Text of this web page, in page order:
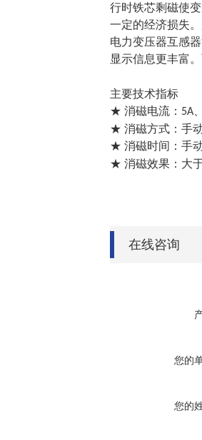
行时铁芯剩磁使
一定的经济损失
电力变压器互感
显示信息更丰富
主要技术指标
★ 消磁电流： 5A
★ 消磁方式：手
★ 消磁时间：手
★ 消磁效果：大
在线咨询
您的
您的